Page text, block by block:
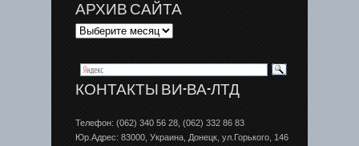
АРХИВ САЙТА
КОНТАКТЫ ВИ-ВА-ЛТД
Телефон: (062) 340 56 28, (062) 332 86 83
Юр.Адрес: 83000, Украина, Донецк, ул.Горького, 146